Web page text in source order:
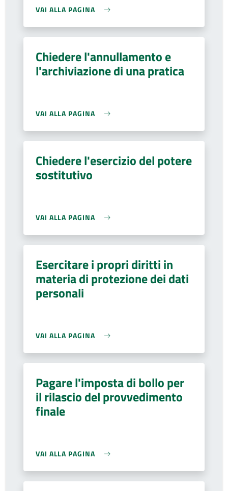
VAI ALLA PAGINA
Chiedere l'annullamento e
l'archiviazione di una pratica
VAI ALLA PAGINA
Chiedere l'esercizio del potere
sostitutivo
VAI ALLA PAGINA
Esercitare i propri diritti in
materia di protezione dei dati
personali
VAI ALLA PAGINA
Pagare l'imposta di bollo per
il rilascio del provvedimento
finale
VAI ALLA PAGINA